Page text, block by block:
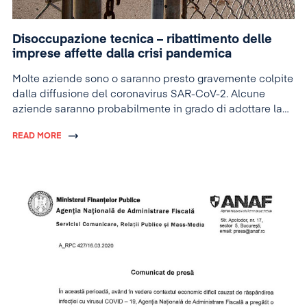
Disoccupazione tecnica – ribattimento delle
imprese affette dalla crisi pandemica
Molte aziende sono o saranno presto gravemente colpite
dalla diffusione del coronavirus SAR-CoV-2. Alcune
aziende saranno probabilmente in grado di adottare la
cessazione temporanea dell’attività, vale a dire.
READ MORE